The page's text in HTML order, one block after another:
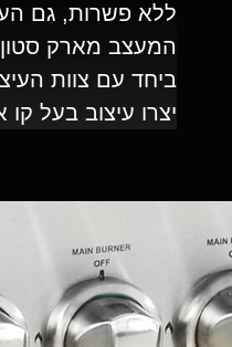
ללא פשרות, גם
המעצב מארק
ביחד עם צוות
יצרו עיצוב בעל קו